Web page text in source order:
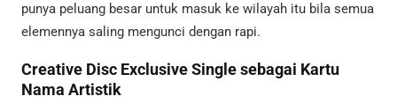
punya peluang besar untuk masuk ke wilayah itu bila semua
elemennya saling mengunci dengan rapi.
Creative Disc Exclusive Single sebagai Kartu
Nama Artistik